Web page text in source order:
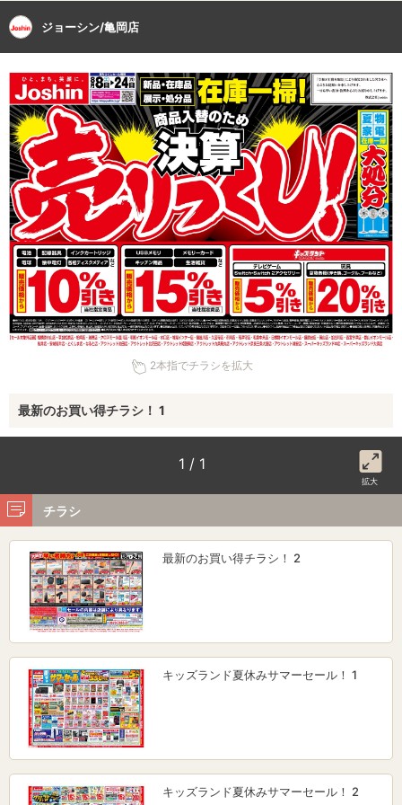
ジョーシン/亀岡店
2本指でチラシを拡大
最新のお買い得チラシ！ 1
1 / 1
拡大
チラシ
最新のお買い得チラシ！ 2
キッズランド夏休みサマーセール！ 1
キッズランド夏休みサマーセール！ 2